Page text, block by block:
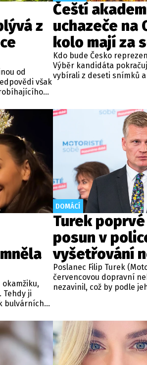
z
od
však
Čeští
uchazeče na
kolo mají za
Kdo bude Česko
Výběr kandidáta
vybírali z deseti snímků
Tehdy ji
bulvárních
DOMÁCÍ
Turek
posun v
vyšetřování
Poslanec Filip Turek
červencovou dopravní
nezavinil, což by podle